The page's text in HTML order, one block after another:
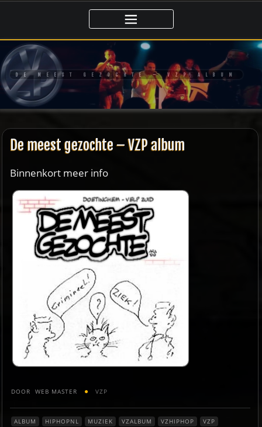
de
inhoud
DE MEEST GEZOCHTE – VZP ALBUM
De meest gezochte – VZP album
Binnenkort meer info
DOOR WEB MASTER VZP
ALBUM HIPHOPNL MUZIEK VZALBUM VZHIPHOP
VZP